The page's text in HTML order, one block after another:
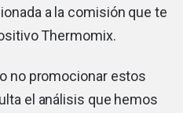
a la comisión que te
Thermomix.
no promocionar estos
el análisis que hemos